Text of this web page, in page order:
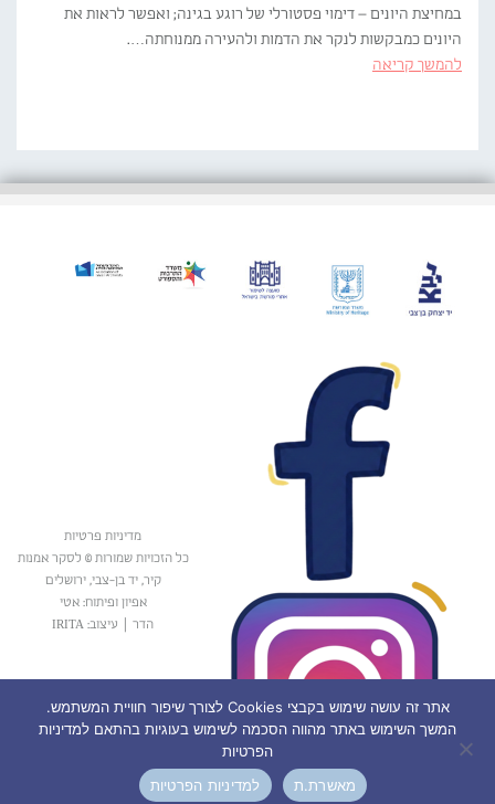
במחיצת היונים – דימוי פסטורלי של רוגע בגינה; ואפשר לראות את
היונים כמבקשות לנקר את הדמות ולהעירה ממנוחתה….
להמשך קריאה
אתר זה עושה שימוש בקבצי Cookies לצורך שיפור חוויית המשתמש.
המשך השימוש באתר מהווה הסכמה לשימוש בעוגיות בהתאם למדיניות
הפרטיות
מאשרת.ת
למדיניות הפרטיות
מדיניות פרטיות
כל הזכויות שמורות © לסקר אמנות
קיר, יד בן-צבי, ירושלים
אפיון ופיתוח: אטי
הדר
עיצוב: IRITA